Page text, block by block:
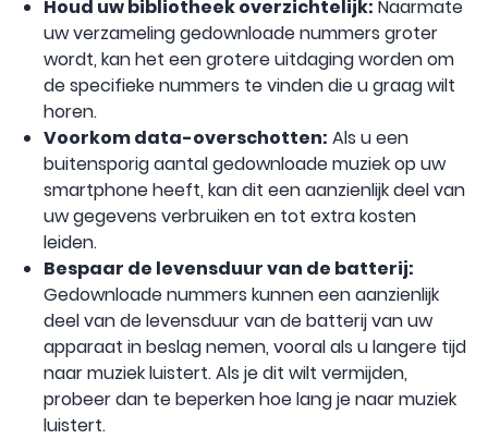
Houd uw bibliotheek overzichtelijk: Naarmate
uw verzameling gedownloade nummers groter
wordt, kan het een grotere uitdaging worden om
de specifieke nummers te vinden die u graag wilt
horen.
Voorkom data-overschotten: Als u een
buitensporig aantal gedownloade muziek op uw
smartphone heeft, kan dit een aanzienlijk deel van
uw gegevens verbruiken en tot extra kosten
leiden.
Bespaar de levensduur van de batterij:
Gedownloade nummers kunnen een aanzienlijk
deel van de levensduur van de batterij van uw
apparaat in beslag nemen, vooral als u langere tijd
naar muziek luistert. Als je dit wilt vermijden,
probeer dan te beperken hoe lang je naar muziek
luistert.